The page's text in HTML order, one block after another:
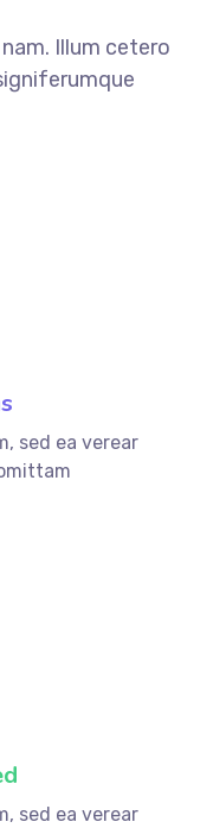
Illum cetero
sed ea verear
sed ea verear